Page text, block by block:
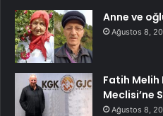
Anne ve
Ağustos 8,
Fatih
Meclisi’ne
Ağustos 8,